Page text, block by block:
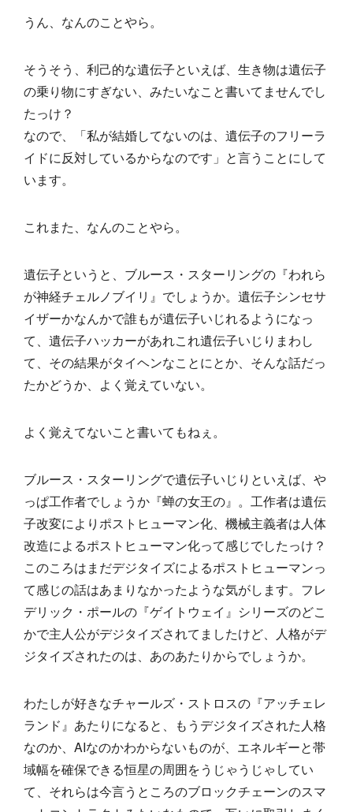
うん、なんのことやら。
そうそう、利己的な遺伝子といえば、生き物は遺伝子
の乗り物にすぎない、みたいなこと書いてませんでし
たっけ？
なので、「私が結婚してないのは、遺伝子のフリーラ
イドに反対しているからなのです」と言うことにして
います。
これまた、なんのことやら。
遺伝子というと、ブルース・スターリングの『われら
が神経チェルノブイリ』でしょうか。遺伝子シンセサ
イザーかなんかで誰もが遺伝子いじれるようになっ
て、遺伝子ハッカーがあれこれ遺伝子いじりまわし
て、その結果がタイヘンなことにとか、そんな話だっ
たかどうか、よく覚えていない。
よく覚えてないこと書いてもねぇ。
ブルース・スターリングで遺伝子いじりといえば、や
っぱ工作者でしょうか『蝉の女王の』。工作者は遺伝
子改変によりポストヒューマン化、機械主義者は人体
改造によるポストヒューマン化って感じでしたっけ？
このころはまだデジタイズによるポストヒューマンっ
て感じの話はあまりなかったような気がします。フレ
デリック・ポールの『ゲイトウェイ』シリーズのどこ
かで主人公がデジタイズされてましたけど、人格がデ
ジタイズされたのは、あのあたりからでしょうか。
わたしが好きなチャールズ・ストロスの『アッチェレ
ランド』あたりになると、もうデジタイズされた人格
なのか、AIなのかわからないものが、エネルギーと帯
域幅を確保できる恒星の周囲をうじゃうじゃしてい
て、それらは今言うところのブロックチェーンのスマ